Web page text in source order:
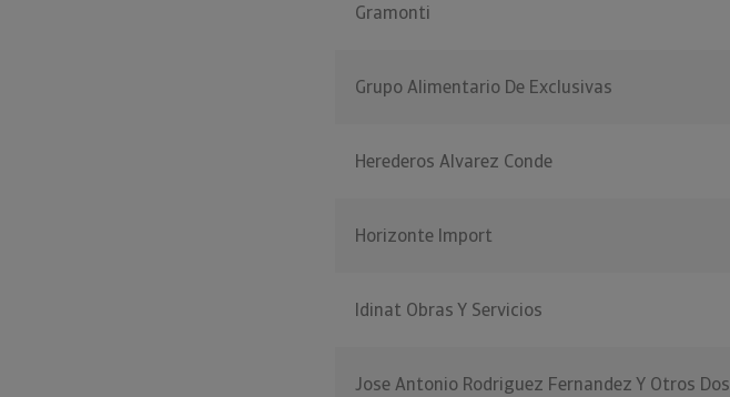
Gramonti
Grupo Alimentario De Exclusivas
Herederos Alvarez Conde
Horizonte Import
Idinat Obras Y Servicios
Jose Antonio Rodriguez Fernandez Y Otros Dos